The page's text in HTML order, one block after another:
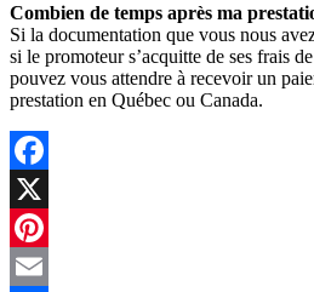
Combien de temps après ma
Si la documentation que vous nous
si le promoteur s’acquitte de ses frais
pouvez vous attendre à recevoir un
prestation en Québec ou Canada.
Facebook
X
Pinterest